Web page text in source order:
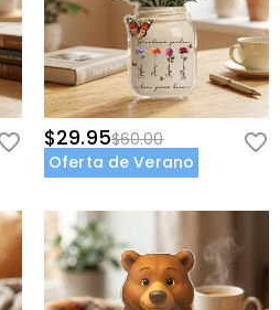
$29.95$60.00
Oferta de Verano